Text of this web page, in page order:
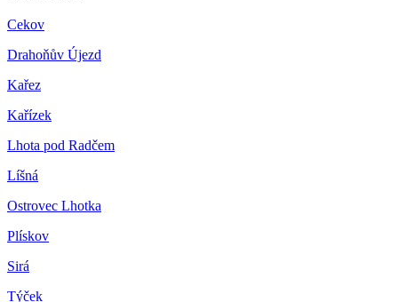
Cekov
Drahoňův Újezd
Kařez
Kařízek
Lhota pod Radčem
Líšná
Ostrovec Lhotka
Plískov
Sirá
Týček